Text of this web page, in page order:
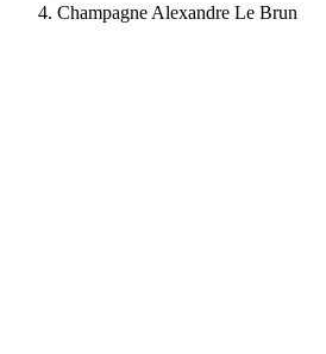
Champagne Alexandre Le Brun